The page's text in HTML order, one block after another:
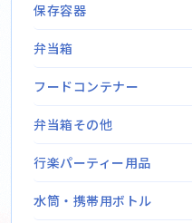
保存容器
弁当箱
フードコンテナー
弁当箱その他
行楽パーティー用品
水筒・携帯用ボトル